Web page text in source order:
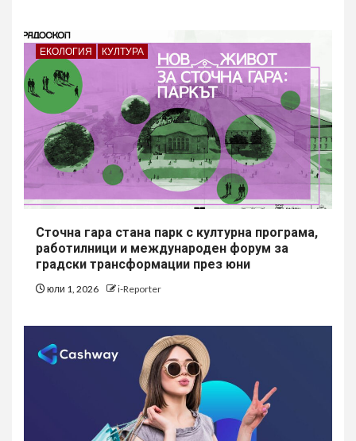
ЕКОЛОГИЯ КУЛТУРА
Сточна гара стана парк с културна програма,
работилници и международен форум за
градски трансформации през юни
юли 1, 2026 i-Reporter